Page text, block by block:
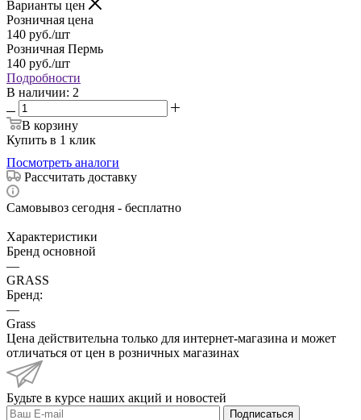
Варианты цен
Розничная цена
140 руб./шт
Розничная Пермь
140 руб./шт
Подробности
В наличии: 2
В корзину
Купить в 1 клик
Посмотреть аналоги
Рассчитать доставку
Самовывоз сегодня - бесплатно
Характеристики
Бренд основной
—
GRASS
Бренд:
—
Grass
Цена действительна только для интернет-магазина и может
отличаться от цен в розничных магазинах
Будьте в курсе наших акций и новостей
Подписаться